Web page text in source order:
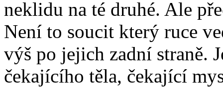
neklidu na té druhé. Ale
Není to soucit který ruce
výš po jejich zadní straně.
čekajícího těla, čekající